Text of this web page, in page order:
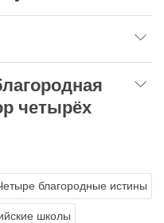
четырёх
благородные истины
школы